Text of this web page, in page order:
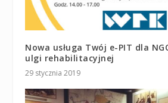
Nowa usługa Twój e-PIT dla
ulgi rehabilitacyjnej
29 stycznia 2019